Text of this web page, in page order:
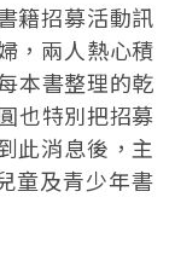
籍招募活動訊
，兩人熱心積
本書整理的乾
也特別把招募
此消息後，主
童及青少年書